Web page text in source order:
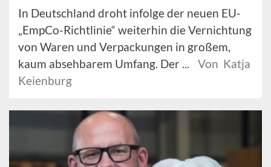
In Deutschland droht infolge der neuen EU-
„EmpCo-Richtlinie“ weiterhin die Vernichtung
von Waren und Verpackungen in großem,
kaum absehbarem Umfang. Der ...
Von Katja
Keienburg